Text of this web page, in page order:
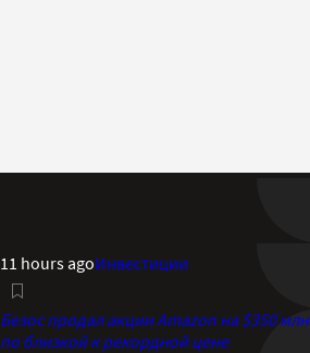
11 hours agoИнвестиции
Безос продал акции Amazon на $350 млн
по близкой к рекордной цене